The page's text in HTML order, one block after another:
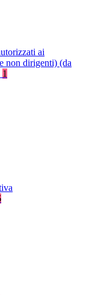
ai
non dirigenti) (da
1